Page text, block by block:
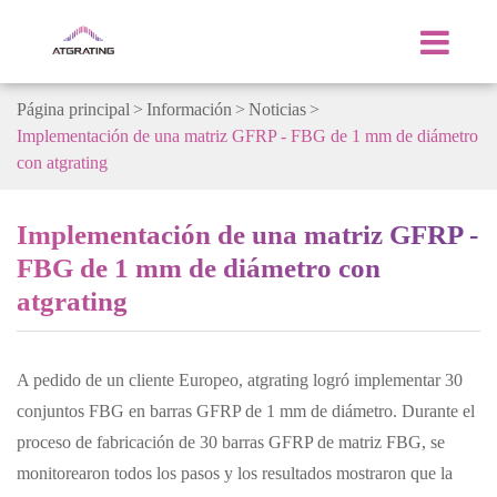
Página principal Información
Noticias
Implementación de una matriz GFRP - FBG de 1 mm de diámetro
con atgrating
Implementación de una matriz GFRP -
FBG de 1 mm de diámetro con
atgrating
A pedido de un cliente Europeo, atgrating logró implementar 30
conjuntos FBG en barras GFRP de 1 mm de diámetro. Durante el
proceso de fabricación de 30 barras GFRP de matriz FBG, se
monitorearon todos los pasos y los resultados mostraron que la